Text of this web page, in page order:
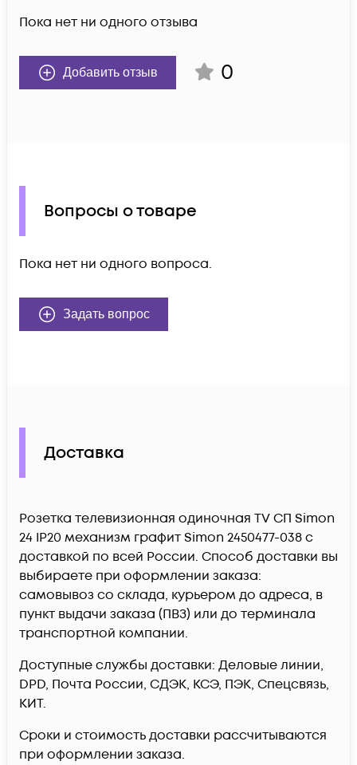
Пока нет ни одного отзыва
Добавить отзыв 0
Вопросы о товаре
Пока нет ни одного вопроса.
Задать вопрос
Доставка
Розетка телевизионная одиночная TV СП Simon
24 IP20 механизм графит Simon 2450477-038 c
доставкой по всей России. Способ доставки вы
выбираете при оформлении заказа:
самовывоз со склада, курьером до адреса, в
пункт выдачи заказа (ПВЗ) или до терминала
транспортной компании.
Доступные службы доставки: Деловые линии,
DPD, Почта России, СДЭК, КСЭ, ПЭК, Спецсвязь,
КИТ.
Сроки и стоимость доставки рассчитываются
при оформлении заказа.